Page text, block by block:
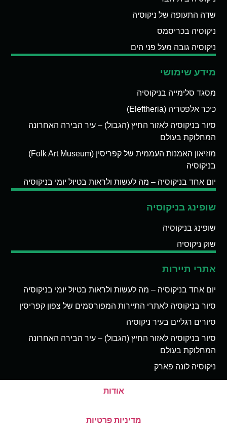
שדה התעופה של ניקוסיה
ניקוסיה בכריסמס
ניקוסיה גובה מעל פני הים
מידע שימושי
מסגד סלימייה בניקוסיה
כיכר אלפטריה (Eleftheria)
סיור בניקוסיה לאזור החיץ (הגבול) – עיר הבירה האחרונה
המחלוקת בעולם
מוזיאון האמנות העממית של קפריסין (Folk Art Museum)
בניקוסיה
יום אחד בניקוסיה – מה לעשות ולראות בטיול יומי בניקוסיה
שופינג בניקוסיה
שופינג בניקוסיה
שוק ניקוסיה
אתרי תיירות
יום אחד בניקוסיה – מה לעשות ולראות בטיול יומי בניקוסיה
סיור בניקוסיה לאתרי התיירות המפורסמים של צפון קפריסין
סיורים רגליים בעיר ניקוסיה
סיור בניקוסיה לאזור החיץ (הגבול) – עיר הבירה האחרונה
המחלוקת בעולם
ניקוסיה לונה פארק
אודות
מדיניות פרטיות